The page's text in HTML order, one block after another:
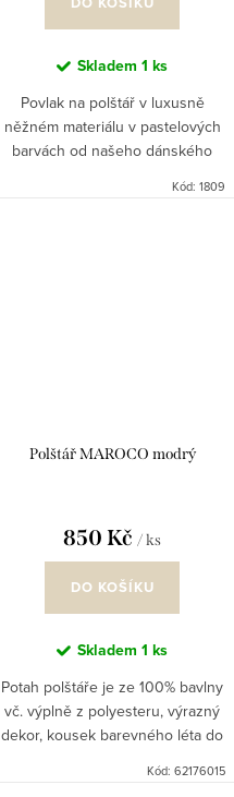
Skladem 1 ks
Povlak na polštář v luxusně
něžném materiálu v pastelových
barvách od našeho dánského
Kód: 1809
Polštář MAROCO modrý
850 Kč / ks
DO KOŠÍKU
Skladem 1 ks
Potah polštáře je ze 100% bavlny
vč. výplně z polyesteru, výrazný
dekor, kousek barevného léta do
Kód: 62176015